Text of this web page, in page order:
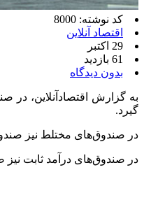
کد نوشته: 8000
اقتصاد آنلاین
29 اکتبر
61 بازدید
بدون دیدگاه
گیرد.
در صندوق‌های مختلط نیز صندوق مشترک نیکی گستران با
در صندوق‌های درآمد ثابت نیز صندوق نهال